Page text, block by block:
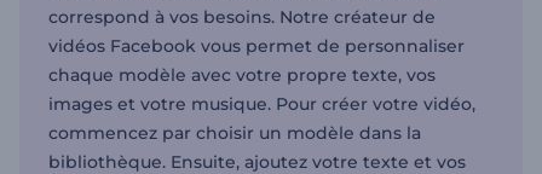
correspond à vos besoins. Notre créateur de
vidéos Facebook vous permet de personnaliser
chaque modèle avec votre propre texte, vos
images et votre musique. Pour créer votre vidéo,
commencez par choisir un modèle dans la
bibliothèque. Ensuite, ajoutez votre texte et vos